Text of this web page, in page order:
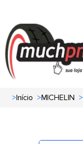
>Início >MICHELIN >